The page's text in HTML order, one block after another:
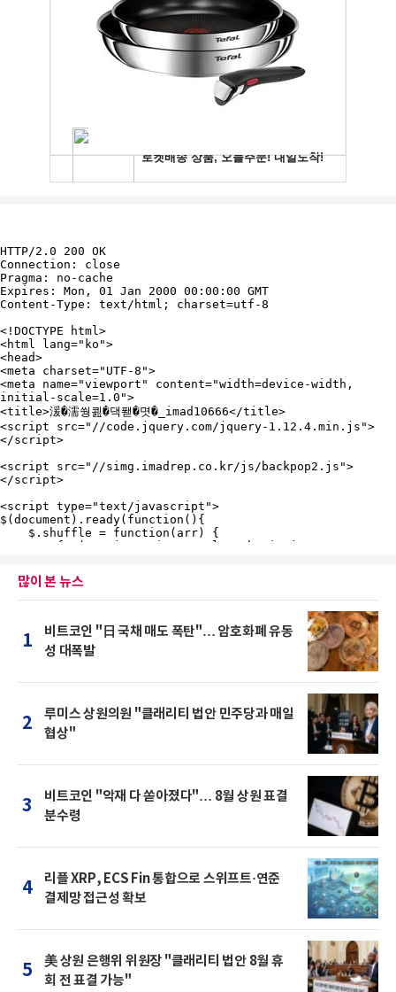
많이 본 뉴스
1
비트코인 "日 국채 매도 폭탄"… 암호화폐 유동
성 대폭발
2
루미스 상원의원 "클래리티 법안 민주당과 매일
협상"
3
비트코인 "악재 다 쏟아졌다"… 8월 상원 표결
분수령
4
리플 XRP, ECS Fin 통합으로 스위프트·연준
결제망 접근성 확보
5
美 상원 은행위 위원장 "클래리티 법안 8월 휴
회 전 표결 가능"